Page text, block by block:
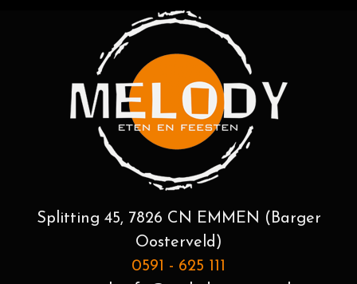
Splitting 45, 7826 CN EMMEN (Barger
Oosterveld)
0591 - 625 111